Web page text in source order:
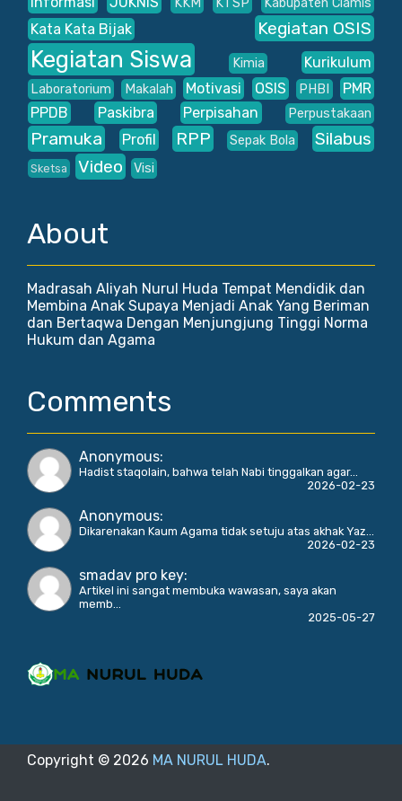
KKM KTSP Kabupaten Ciamis
Kata Kata Bijak Kegiatan OSIS
Kegiatan Siswa Kimia Kurikulum
Laboratorium Makalah Motivasi OSIS PHBI
PMR
PPDB
Paskibra Perpisahan Perpustakaan
Pramuka Profil RPP Sepak Bola Silabus
Sketsa Video Visi
About
Madrasah Aliyah Nurul Huda Tempat Mendidik dan
Membina Anak Supaya Menjadi Anak Yang Beriman
dan Bertaqwa Dengan Menjungjung Tinggi Norma
Hukum dan Agama
Comments
Anonymous:
Hadist staqolain, bahwa telah Nabi tinggalkan agar...
2026-02-23
Anonymous:
Dikarenakan Kaum Agama tidak setuju atas akhak Yaz...
2026-02-23
smadav pro key:
Artikel ini sangat membuka wawasan, saya akan
memb...
2025-05-27
Copyright © 2026 MA NURUL HUDA.